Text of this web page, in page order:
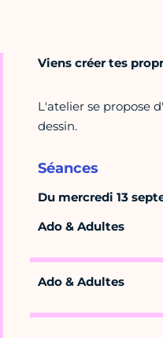
Viens créer tes
L'atelier se propose
dessin.
Séances
Du mercredi 13
Ado & Adultes
Ado & Adultes